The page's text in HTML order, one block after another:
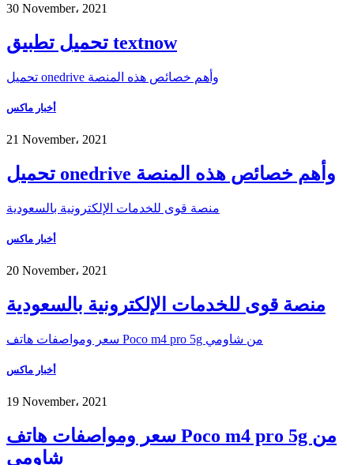
30 November، 2021
تحميل تطبيق textnow
تحميل onedrive وأهم خصائص هذه المنصة
أخبار ماكس
21 November، 2021
تحميل onedrive وأهم خصائص هذه المنصة
منصة قوى للخدمات الإلكترونية بالسعودية
أخبار ماكس
20 November، 2021
منصة قوى للخدمات الإلكترونية بالسعودية
سعر ومواصفات هاتف Poco m4 pro 5g من شاومي
أخبار ماكس
19 November، 2021
سعر ومواصفات هاتف Poco m4 pro 5g من
شاومي